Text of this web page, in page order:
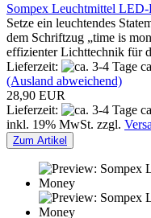
Sompex Leuchtmittel
Setze ein leuchtendes
dem Schriftzug „time is
effizienter Lichttechnik für
Lieferzeit:
(Ausland abweichend)
28,90 EUR
Lieferzeit:
inkl. 19% MwSt. zzgl.
Zum Artikel